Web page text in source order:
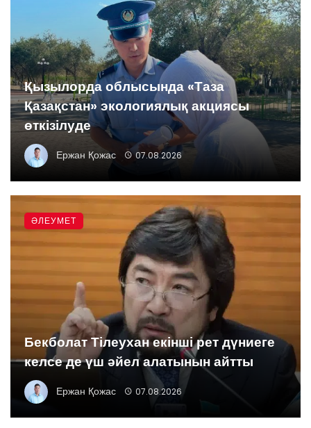
Қызылорда облысында «Таза
Қазақстан» экологиялық акциясы
өткізілуде
Ержан Қожас 07.08.2026
Бекболат Тілеухан екінші рет дүниеге
келсе де үш әйел алатынын айтты
Ержан Қожас 07.08.2026
ӘЛЕУМЕТ